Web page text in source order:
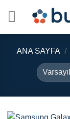
ANA SAYFA /